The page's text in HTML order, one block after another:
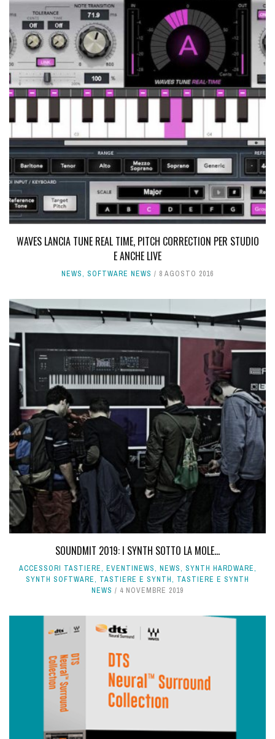
WAVES LANCIA TUNE REAL TIME, PITCH CORRECTION PER STUDIO
E ANCHE LIVE
NEWS, SOFTWARE NEWS 8 AGOSTO 2016
SOUNDMIT 2019: I SYNTH SOTTO LA MOLE...
ACCESSORI TASTIERE, EVENTINEWS, NEWS, SYNTH HARDWARE,
SYNTH SOFTWARE, TASTIERE E SYNTH, TASTIERE E SYNTH
NEWS
4 NOVEMBRE 2019